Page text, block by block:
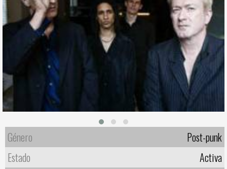
Género
Post-punk
Estado
Activa